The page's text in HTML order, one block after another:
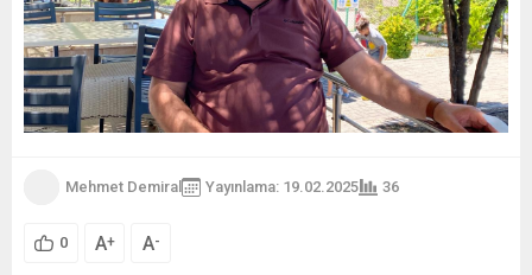
Mehmet Demiral Yayınlama: 19.02.2025 36
0 A+ A-